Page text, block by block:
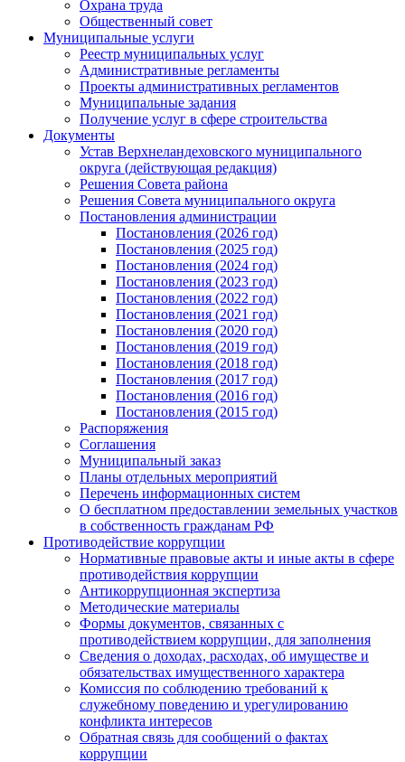
Охрана труда
Общественный совет
Муниципальные услуги
Реестр муниципальных услуг
Административные регламенты
Проекты административных регламентов
Муниципальные задания
Получение услуг в сфере строительства
Документы
Устав Верхнеландеховского муниципального
округа (действующая редакция)
Решения Совета района
Решения Совета муниципального округа
Постановления администрации
Постановления (2026 год)
Постановления (2025 год)
Постановления (2024 год)
Постановления (2023 год)
Постановления (2022 год)
Постановления (2021 год)
Постановления (2020 год)
Постановления (2019 год)
Постановления (2018 год)
Постановления (2017 год)
Постановления (2016 год)
Постановления (2015 год)
Распоряжения
Соглашения
Муниципальный заказ
Планы отдельных мероприятий
Перечень информационных систем
О бесплатном предоставлении земельных участков
в собственность гражданам РФ
Противодействие коррупции
Нормативные правовые акты и иные акты в сфере
противодействия коррупции
Антикоррупционная экспертиза
Методические материалы
Формы документов, связанных с
противодействием коррупции, для заполнения
Сведения о доходах, расходах, об имуществе и
обязательствах имущественного характера
Комиссия по соблюдению требований к
служебному поведению и урегулированию
конфликта интересов
Обратная связь для сообщений о фактах
коррупции